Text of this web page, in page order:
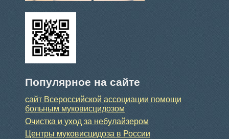
Популярное на сайте
сайт Всероссийской ассоциации помощи
больным муковисцидозом
Очистка и уход за небулайзером
Центры муковисцидоза в России